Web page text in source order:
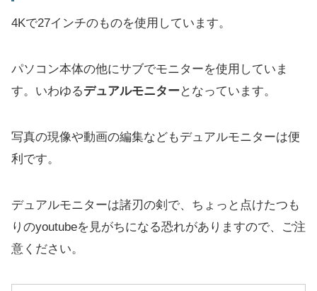
4Kで27インチのものを使用しています。
パソコン本体の他にサブでモニターを使用していま
す。いわゆるデュアルモニターとなっています。
写真の現像や動画の編集などもデュアルモニターは便
利です。
デュアルモニターは諸刃の剣で、ちょっと点けたつも
りのyoutubeを見がちになる恐れがありますので、ご注
意ください。